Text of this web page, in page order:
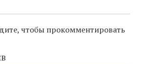
чтобы прокомментировать